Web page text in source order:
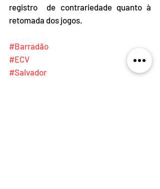
registro  de contrariedade quanto à
retomada dos jogos.
#Barradão
#ECV
#Salvador